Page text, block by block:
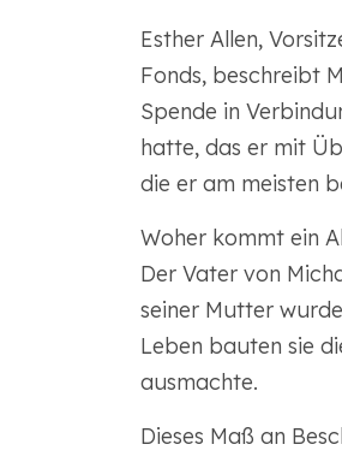
Esther Allen,
Fonds, beschreibt
Spende in
hatte, das er mit
die er am meisten
Woher kommt ein
Der Vater von
seiner Mutter
Leben bauten sie
ausmachte.
Dieses Maß an